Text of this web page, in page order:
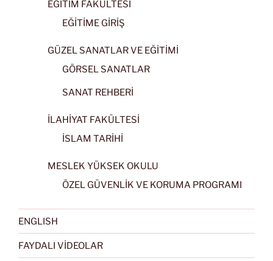
EĞİTİM FAKÜLTESİ
EĞİTİME GİRİŞ
GÜZEL SANATLAR VE EĞİTİMİ
GÖRSEL SANATLAR
SANAT REHBERİ
İLAHİYAT FAKÜLTESİ
İSLAM TARİHİ
MESLEK YÜKSEK OKULU
ÖZEL GÜVENLİK VE KORUMA PROGRAMI
ENGLISH
FAYDALI VİDEOLAR